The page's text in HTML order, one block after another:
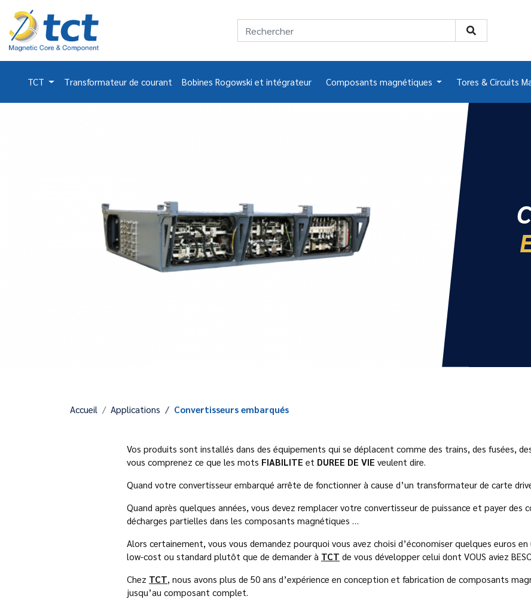
TCT Transformateur de courant Bobines Rogowski et intégrateur Composants magnétiques Tores & Circuits
Accueil Applications Convertisseurs embarqués
Vos produits sont installés dans des équipements qui se déplacent comme des trains, des fusées,
vous comprenez ce que les mots FIABILITE et DUREE DE VIE veulent dire.
Quand votre convertisseur embarqué arrête de fonctionner à cause d’un transformateur de carte
Quand après quelques années, vous devez remplacer votre convertisseur de puissance et payer des
décharges partielles dans les composants magnétiques …
Alors certainement, vous vous demandez pourquoi vous avez choisi d’économiser quelques euros
low-cost ou standard plutôt que de demander à TCT de vous développer celui dont VOUS aviez
Chez TCT, nous avons plus de 50 ans d’expérience en conception et fabrication de composants
jusqu’au composant complet.